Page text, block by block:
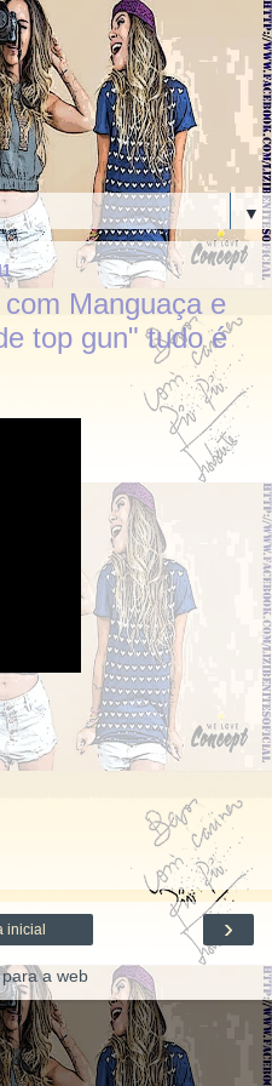
▼
Manguaça e
top gun" tudo é
›
inicial
a web